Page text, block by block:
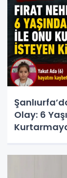
Olay: 6